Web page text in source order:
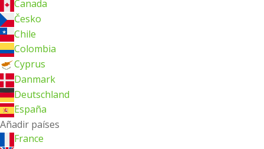
Canada
Česko
Chile
Colombia
Cyprus
Danmark
Deutschland
España
Añadir países
France